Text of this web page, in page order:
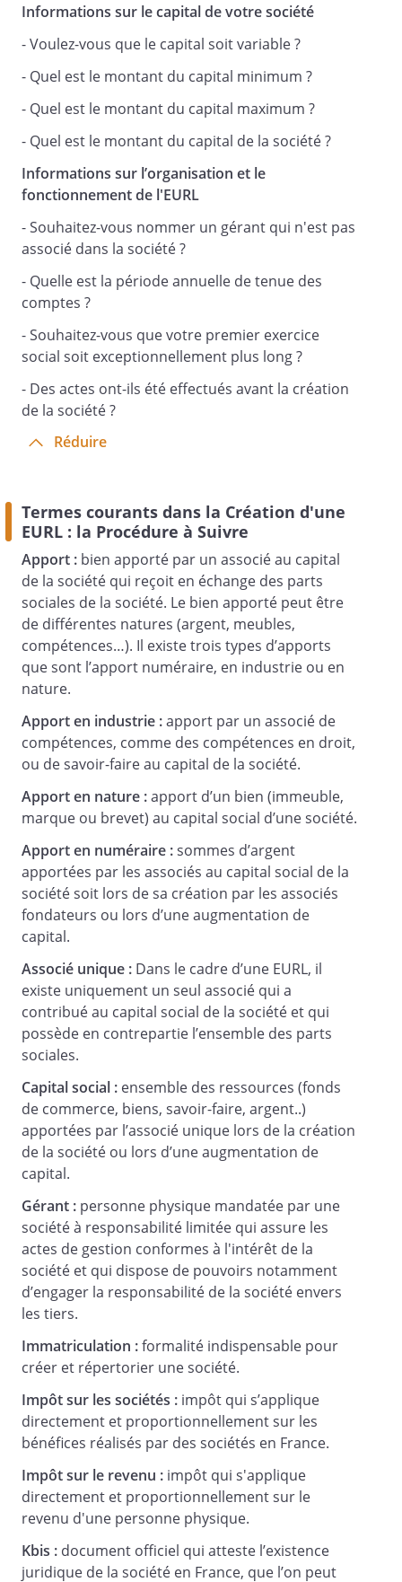
société à responsabilité limitée qu'il a
Forme
La société est une société à responsabilité
limitée régie par les dispositions législatives et
par les présents statuts.
Elle fonctionne indifféremment sous la forme
de société à responsabilité limitée avec un ou
plusieurs associés
Objet
La société a pour objet :
Et plus généralement, toutes opérations,
de quelque nature qu'elles soient,
juridiques, économiques et financières,
l'objet indiqué ci-dessus ou à tous autres
objets similaires ou connexes, de nature
à favoriser, directement ou
indirectement, le but poursuivi par la
société, son extension ou son
développement.
Article 3 -
Dénomination
Sa dénomination est :
Dans tous les actes et documents
émanant de la société, cette
dénomination doit être précédée ou
à
responsabilité
limitée” ou des initiales “SARL”, de
l’énonciation du capital ainsi que du
numéro d’immatriculation de la société
au RCS.
Article 4 - Siège social
Le siège social est situé au :
I
l peut être transféré en tous lieux, sur décision
de la gérance, sous réserve de ratification par
l'associé unique ou par décision collective des
associés en cas de pluralité d'associés.
Il peut également être transféré en tout lieu
soit par décision de l'associé unique, soit, en
cas de pluralité d'associés, par décision
collective des associés.
Article 5 -
Informations sur le capital de votre société
- Voulez-vous que le capital soit variable ?
- Quel est le montant du capital minimum ?
- Quel est le montant du capital maximum ?
- Quel est le montant du capital de la société ?
Informations sur l’organisation et le
fonctionnement de l'EURL
- Souhaitez-vous nommer un gérant qui n'est pas
associé dans la société ?
- Quelle est la période annuelle de tenue des
comptes ?
- Souhaitez-vous que votre premier exercice
social soit exceptionnellement plus long ?
- Des actes ont-ils été effectués avant la création
de la société ?
Réduire
Termes courants dans la Création d'une
EURL : la Procédure à Suivre
Apport : bien apporté par un associé au capital
de la société qui reçoit en échange des parts
sociales de la société. Le bien apporté peut être
de différentes natures (argent, meubles,
compétences…). Il existe trois types d’apports
que sont l’apport numéraire, en industrie ou en
nature.
Apport en industrie :apport par un associé de
compétences, comme des compétences en droit,
ou de savoir-faire au capital de la société.
Apport en nature :apport d’un bien (immeuble,
marque ou brevet) au capital social d’une société.
Apport en numéraire :sommes d’argent
apportées par les associés au capital social de la
société soit lors de sa création par les associés
fondateurs ou lors d’une augmentation de
capital.
Associé unique : Dans le cadre d’une EURL, il
existe uniquement un seul associé qui a
contribué au capital social de la société et qui
possède en contrepartie l’ensemble des parts
sociales.
Capital social : ensemble des ressources (fonds
de commerce, biens, savoir-faire, argent..)
apportées par l’associé unique lors de la création
de la société ou lors d’une augmentation de
capital.
Gérant : personne physique mandatée par une
société à responsabilité limitée qui assure les
actes de gestion conformes à l'intérêt de la
société et qui dispose de pouvoirs notamment
d’engager la responsabilité de la société envers
les tiers.
Immatriculation :formalité indispensable pour
créer et répertorier une société.
Impôt sur les sociétés : impôt qui s’applique
directement et proportionnellement sur les
bénéfices réalisés par des sociétés en France.
Impôt sur le revenu : impôt qui s'applique
directement et proportionnellement sur le
revenu d'une personne physique.
Kbis : document officiel qui atteste l’existence
juridique de la société en France, que l’on peut